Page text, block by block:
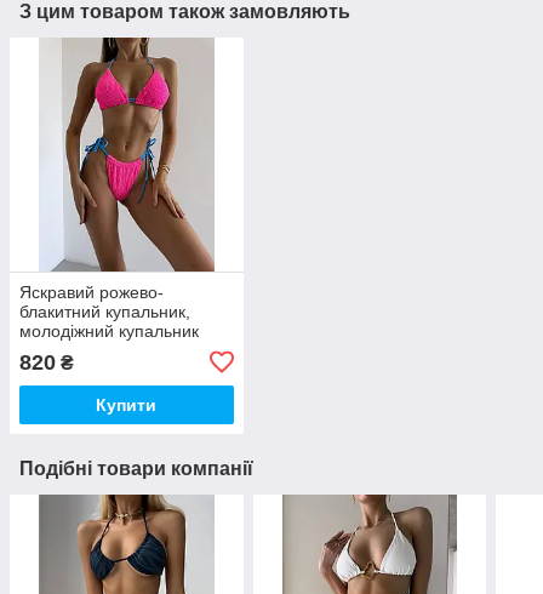
З цим товаром також замовляють
Яскравий рожево-
блакитний купальник,
молодіжний купальник
820 ₴
Купити
Подібні товари компанії